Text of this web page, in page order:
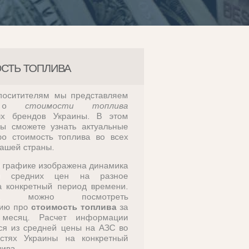
ТОПЛИВА
мы представляем
о стоимости топлива
брендов Украины. В этом
сможете узнать актуальные
стоимость топлива во всех
страны.
графике изображена динамика
средних цен на разное
конкретный период времени.
можно посмотреть
про стоимость топлива за
Расчет информации
из средней цены на АЗС во
Украины на конкретный